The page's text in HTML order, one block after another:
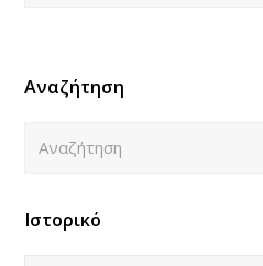
Αναζήτηση
Ιστορικό